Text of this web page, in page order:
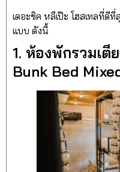
เดอะชิค หลีเป๊ะ โฮสเทลที่
แบบ ดังนี้
1. ห้องพักรวมเตี
Bunk Bed